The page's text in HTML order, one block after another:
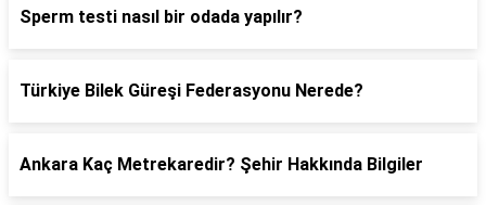
Sperm testi nasıl bir odada yapılır?
Türkiye Bilek Güreşi Federasyonu Nerede?
Ankara Kaç Metrekaredir? Şehir Hakkında Bilgiler